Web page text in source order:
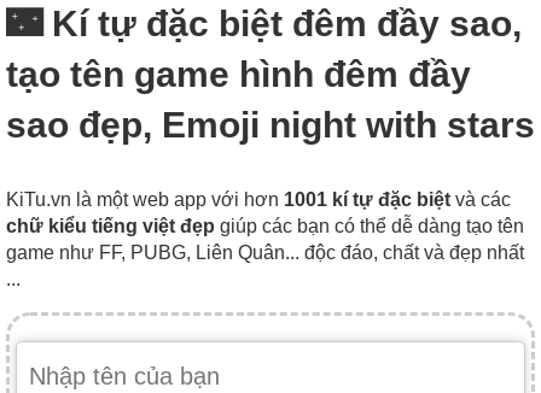
🌃 Kí tự đặc biệt đêm đầy sao,
tạo tên game hình đêm đầy
sao đẹp, Emoji night with stars
KiTu.vn là một web app với hơn 1001 kí tự đặc biệt và các
chữ kiểu tiếng việt đẹp giúp các bạn có thể dễ dàng tạo tên
game như FF, PUBG, Liên Quân... độc đáo, chất và đẹp nhất
...